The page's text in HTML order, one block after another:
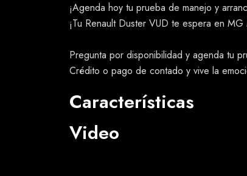
¡Agenda hoy tu prueba de manejo y
¡Tu Renault Duster VUD te espera en
Pregunta por disponibilidad y agenda tu
Crédito o pago de contado y vive la
Características
Video